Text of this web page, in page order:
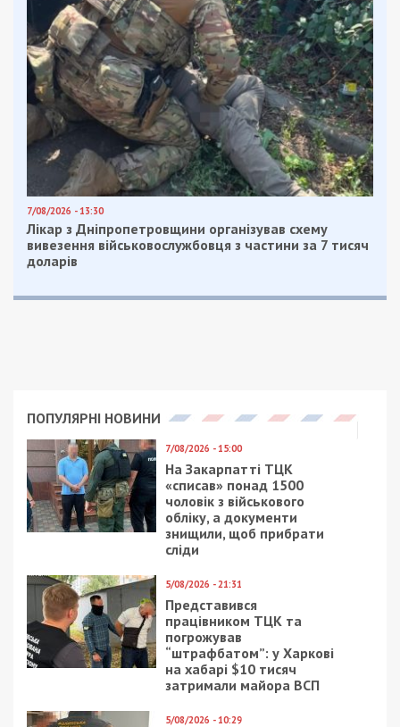
7/08/2026 - 13:30
Лікар з Дніпропетровщини організував схему
вивезення військовослужбовця з частини за 7 тисяч
доларів
ПОПУЛЯРНІ НОВИНИ
7/08/2026 - 15:00
На Закарпатті ТЦК
«списав» понад 1500
чоловік з військового
обліку, а документи
знищили, щоб прибрати
сліди
5/08/2026 - 21:31
Представився
працівником ТЦК та
погрожував
“штрафбатом”: у Харкові
на хабарі $10 тисяч
затримали майора ВСП
5/08/2026 - 10:29